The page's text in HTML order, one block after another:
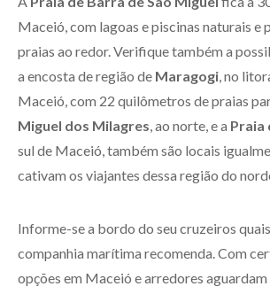
Maceió, com lagoas e piscinas naturais e
praias ao redor. Verifique também a
a encosta de região de Maragogi , no
Maceió, com 22 quilômetros de praias
Miguel dos Milagres , ao norte, e a Praia
sul de Maceió, também são locais
cativam os viajantes dessa região do
Informe-se a bordo do seu cruzeiros
companhia marítima recomenda. Com
opções em Maceió e arredores aguardam